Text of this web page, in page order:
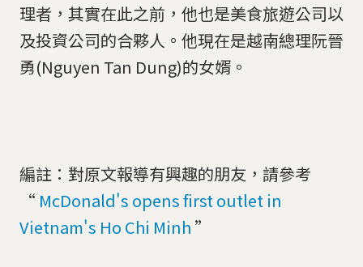
理者，其實在此之前，他也是美食旅遊公司以
及投資公司的合夥人。他現在是越南總理阮晉
勇(Nguyen Tan Dung)的女婿。
編註：對原文報導有興趣的朋友，請參考
“ McDonald's opens first outlet in
Vietnam's Ho Chi Minh ”